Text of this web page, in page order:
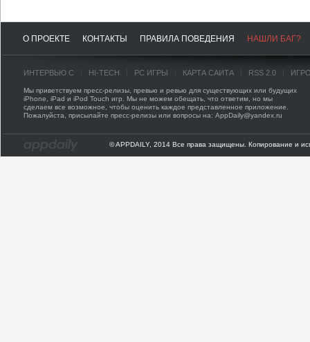
О ПРОЕКТЕ КОНТАКТЫ ПРАВИЛА ПОВЕДЕНИЯ НАШЛИ БАГ?
ИНТЕРВЬЮ С HI-TECH PC ИГРЫ КАРТА САЙТА RSS 2.0
Мы приветствуем пресс-релизы, превью и ревью для существующих или будущих
iPhone, iPad и iPod Touch игр. Мы не можем обещать, что ответим, но мы
сделаем все возможное, чтобы оценить каждое представленное приложение.
Пожалуйста, присылайте пресс-релизы или вопросы на: AppDaily@yandex.ru
© APPDAILY, 2014 Все права защищены. Копирование и